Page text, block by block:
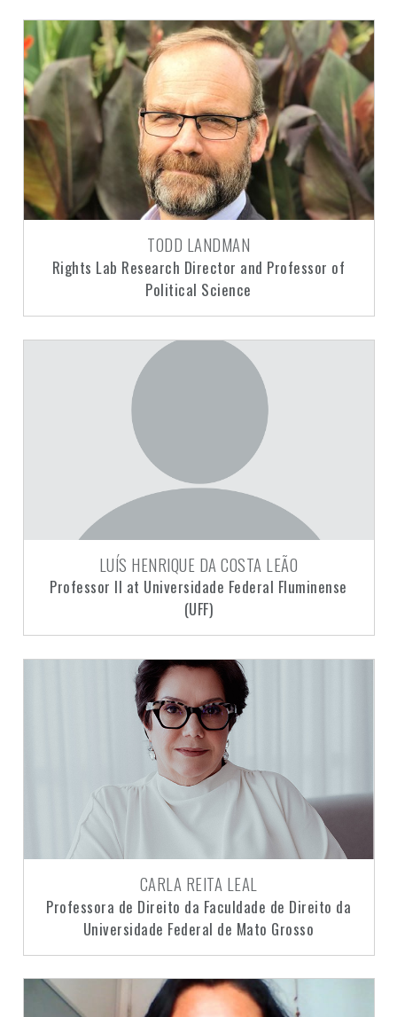
TODD LANDMAN
Rights Lab Research Director and Professor of
Political Science
LUÍS HENRIQUE DA COSTA LEÃO
Professor II at Universidade Federal Fluminense
(UFF)
CARLA REITA LEAL
Professora de Direito da Faculdade de Direito da
Universidade Federal de Mato Grosso